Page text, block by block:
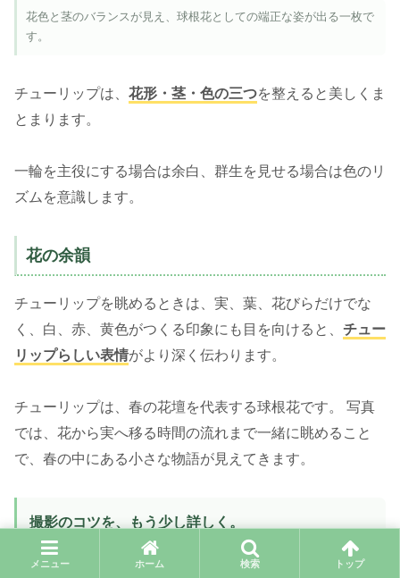
花色と茎のバランスが見え、球根花としての端正な姿が出る一枚で
す。
チューリップは、 花形・茎・色の三つを整えると美しくま
とまります。
一輪を主役にする場合は余白、群生を見せる場合は色のリ
ズムを意識します。
花の余韻
チューリップを眺めるときは、実、葉、花びらだけでな
く、白、赤、黄色がつくる印象にも目を向けると、 チュー
リップらしい表情がより深く伝わります。
チューリップは、春の花壇を代表する球根花です。 写真
では、花から実へ移る時間の流れまで一緒に眺めること
で、春の中にある小さな物語が見えてきます。
撮影のコツを、もう少し詳しく。
花の色や光、背景のぼかし方を知ると、同じ一輪もぐ
メニュー ホーム 検索 トップ